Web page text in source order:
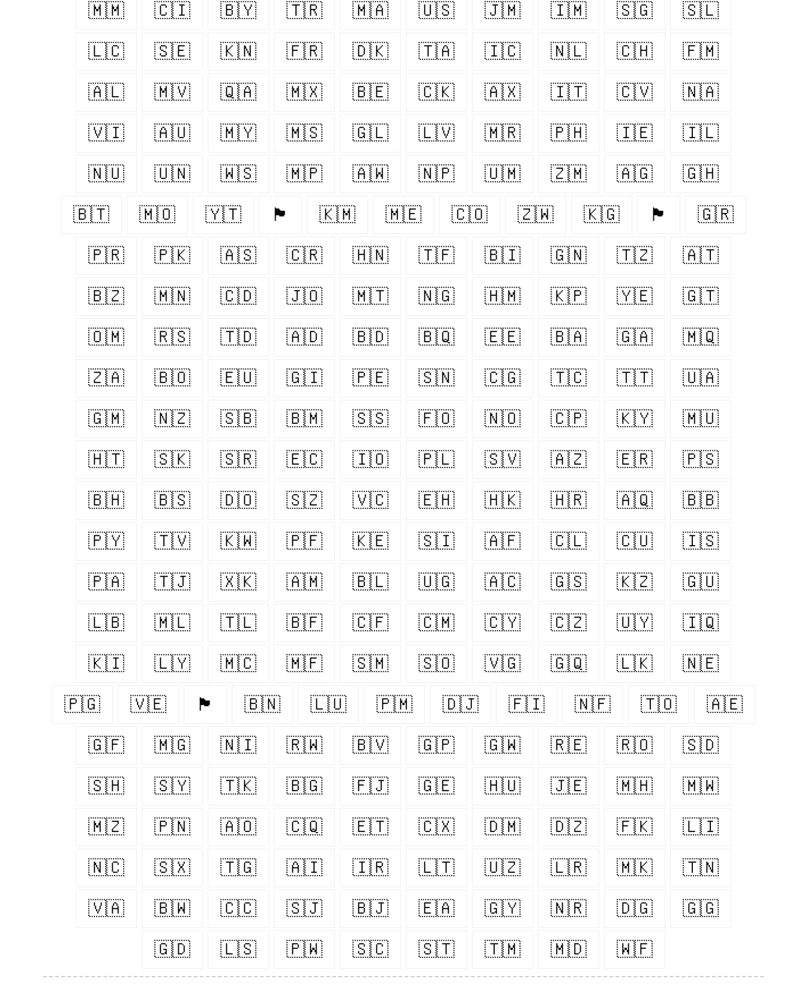
🇲🇲 🇨🇮 🇧🇾 🇹🇷 🇲🇦 🇺🇸 🇯🇲 🇮🇲 🇸🇬 🇸🇱
🇱🇨 🇸🇪 🇰🇳 🇫🇷 🇩🇰 🇹🇦 🇮🇨 🇳🇱 🇨🇭 🇫🇲
🇦🇱 🇲🇻 🇶🇦 🇲🇽 🇧🇪 🇨🇰 🇦🇽 🇮🇹 🇨🇻 🇳🇦
🇻🇮 🇦🇺 🇲🇾 🇲🇸 🇬🇱 🇱🇻 🇲🇷 🇵🇭 🇮🇪 🇮🇱
🇳🇺 🇺🇳 🇼🇸 🇲🇵 🇦🇼 🇳🇵 🇺🇲 🇿🇲 🇦🇬 🇬🇭
🇧🇹 🇲🇴 🇾🇹 🏴󠁧󠁢󠁥󠁮󠁧󠁿 🇰🇲 🇲🇪 🇨🇴 🇿🇼 🇰🇬 🏴󠁧󠁢󠁳󠁣󠁴󠁿 🇬🇷
🇵🇷 🇵🇰 🇦🇸 🇨🇷 🇭🇳 🇹🇫 🇧🇮 🇬🇳 🇹🇿 🇦🇹
🇧🇿 🇲🇳 🇨🇩 🇯🇴 🇲🇹 🇳🇬 🇭🇲 🇰🇵 🇾🇪 🇬🇹
🇴🇲 🇷🇸 🇹🇩 🇦🇩 🇧🇩 🇧🇶 🇪🇪 🇧🇦 🇬🇦 🇲🇶
🇿🇦 🇧🇴 🇪🇺 🇬🇮 🇵🇪 🇸🇳 🇨🇬 🇹🇨 🇹🇹 🇺🇦
🇬🇲 🇳🇿 🇸🇧 🇧🇲 🇸🇸 🇫🇴 🇳🇴 🇨🇵 🇰🇾 🇲🇺
🇭🇹 🇸🇰 🇸🇷 🇪🇨 🇮🇴 🇵🇱 🇸🇻 🇦🇿 🇪🇷 🇵🇸
🇧🇭 🇧🇸 🇩🇴 🇸🇿 🇻🇨 🇪🇭 🇭🇰 🇭🇷 🇦🇶 🇧🇧
🇵🇾 🇹🇻 🇰🇼 🇵🇫 🇰🇪 🇸🇮 🇦🇫 🇨🇱 🇨🇺 🇮🇸
🇵🇦 🇹🇯 🇽🇰 🇦🇲 🇧🇱 🇺🇬 🇦🇨 🇬🇸 🇰🇿 🇬🇺
🇱🇧 🇲🇱 🇹🇱 🇧🇫 🇨🇫 🇨🇲 🇨🇾 🇨🇿 🇺🇾 🇮🇶
🇰🇮 🇱🇾 🇲🇨 🇲🇫 🇸🇲 🇸🇴 🇻🇬 🇬🇶 🇱🇰 🇳🇪
🇵🇬 🇻🇪 🏴󠁧󠁢󠁷󠁬󠁳󠁿 🇧🇳 🇱🇺 🇵🇲 🇩🇯 🇫🇮 🇳🇫 🇹🇴 🇦🇪
🇬🇫 🇲🇬 🇳🇮 🇷🇼 🇧🇻 🇬🇵 🇬🇼 🇷🇪 🇷🇴 🇸🇩
🇸🇭 🇸🇾 🇹🇰 🇧🇬 🇫🇯 🇬🇪 🇭🇺 🇯🇪 🇲🇭 🇲🇼
🇲🇿 🇵🇳 🇦🇴 🇨🇶 🇪🇹 🇨🇽 🇩🇲 🇩🇿 🇫🇰 🇱🇮
🇳🇨 🇸🇽 🇹🇬 🇦🇮 🇮🇷 🇱🇹 🇺🇿 🇱🇷 🇲🇰 🇹🇳
🇻🇦 🇧🇼 🇨🇨 🇸🇯 🇧🇯 🇪🇦 🇬🇾 🇳🇷 🇩🇬 🇬🇬
🇬🇩 🇱🇸 🇵🇼 🇸🇨 🇸🇹 🇹🇲 🇲🇩 🇼🇫